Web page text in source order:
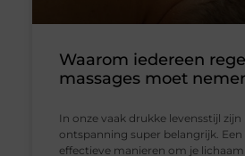
Waarom iedereen
massages moet
In onze vaak drukke levensstijl
ontspanning super belangrijk. Een
effectieve manieren om je